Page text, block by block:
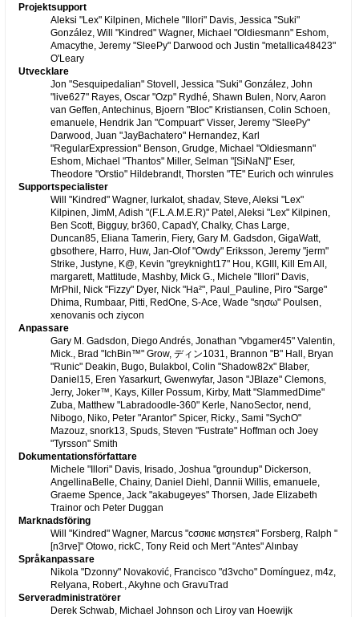
Projektsupport
Aleksi "Lex" Kilpinen, Michele "Illori" Davis, Jessica "Suki"
González, Will "Kindred" Wagner, Michael "Oldiesmann" Eshom,
Amacythe, Jeremy "SleePy" Darwood och Justin "metallica48423"
O'Leary
Utvecklare
Jon "Sesquipedalian" Stovell, Jessica "Suki" González, John
"live627" Rayes, Oscar "Ozp" Rydhé, Shawn Bulen, Norv, Aaron
van Geffen, Antechinus, Bjoern "Bloc" Kristiansen, Colin Schoen,
emanuele, Hendrik Jan "Compuart" Visser, Jeremy "SleePy"
Darwood, Juan "JayBachatero" Hernandez, Karl
"RegularExpression" Benson, Grudge, Michael "Oldiesmann"
Eshom, Michael "Thantos" Miller, Selman "[SiNaN]" Eser,
Theodore "Orstio" Hildebrandt, Thorsten "TE" Eurich och winrules
Supportspecialister
Will "Kindred" Wagner, lurkalot, shadav, Steve, Aleksi "Lex"
Kilpinen, JimM, Adish "(F.L.A.M.E.R)" Patel, Aleksi "Lex" Kilpinen,
Ben Scott, Bigguy, br360, CapadY, Chalky, Chas Large,
Duncan85, Eliana Tamerin, Fiery, Gary M. Gadsdon, GigaWatt,
gbsothere, Harro, Huw, Jan-Olof "Owdy" Eriksson, Jeremy "jerm"
Strike, Justyne, K@, Kevin "greyknight17" Hou, KGIII, Kill Em All,
margarett, Mattitude, Mashby, Mick G., Michele "Illori" Davis,
MrPhil, Nick "Fizzy" Dyer, Nick "Ha²", Paul_Pauline, Piro "Sarge"
Dhima, Rumbaar, Pitti, RedOne, S-Ace, Wade "sησω" Poulsen,
xenovanis och ziycon
Anpassare
Gary M. Gadsdon, Diego Andrés, Jonathan "vbgamer45" Valentin,
Mick., Brad "IchBin™" Grow, ディン1031, Brannon "B" Hall, Bryan
"Runic" Deakin, Bugo, Bulakbol, Colin "Shadow82x" Blaber,
Daniel15, Eren Yasarkurt, Gwenwyfar, Jason "JBlaze" Clemons,
Jerry, Joker™, Kays, Killer Possum, Kirby, Matt "SlammedDime"
Zuba, Matthew "Labradoodle-360" Kerle, NanoSector, nend,
Nibogo, Niko, Peter "Arantor" Spicer, Ricky., Sami "SychO"
Mazouz, snork13, Spuds, Steven "Fustrate" Hoffman och Joey
"Tyrsson" Smith
Dokumentationsförfattare
Michele "Illori" Davis, Irisado, Joshua "groundup" Dickerson,
AngellinaBelle, Chainy, Daniel Diehl, Dannii Willis, emanuele,
Graeme Spence, Jack "akabugeyes" Thorsen, Jade Elizabeth
Trainor och Peter Duggan
Marknadsföring
Will "Kindred" Wagner, Marcus "cσσкιє мσηѕтєя" Forsberg, Ralph "
[n3rve]" Otowo, rickC, Tony Reid och Mert "Antes" Alınbay
Språkanpassare
Nikola "Dzonny" Novaković, Francisco "d3vcho" Domínguez, m4z,
Relyana, Robert., Akyhne och GravuTrad
Serveradministratörer
Derek Schwab, Michael Johnson och Liroy van Hoewijk